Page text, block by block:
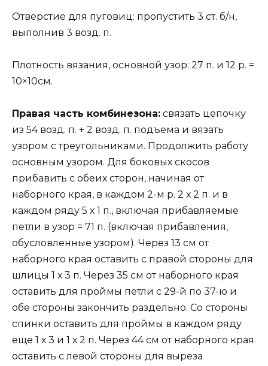
Отверстие для пуговиц: пропустить 3 ст. б/н,
выполнив 3 возд. п.
Плотность вязания, основной узор: 27 п. и 12 р. =
10×10см.
Правая часть комбинезона: связать цепочку
из 54 возд. п. + 2 возд. п. подъема и вязать
узором с треугольниками. Продолжить работу
основным узором. Для боковых скосов
прибавить с обеих сторон, начиная от
наборного края, в каждом 2-м р. 2 х 2 п. и в
каждом ряду 5 х 1 п., включая прибавляемые
петли в узор = 71 п. (включая прибавления,
обусловленные узором). Через 13 см от
наборного края оставить с правой стороны для
шлицы 1 х 3 п. Через 35 см от наборного края
оставить для проймы петли с 29-й по 37-ю и
обе стороны закончить раздельно. Со стороны
спинки оставить для проймы в каждом ряду
еще 1 х 3 и 1 х 2 п. Через 44 см от наборного края
оставить с левой стороны для выреза